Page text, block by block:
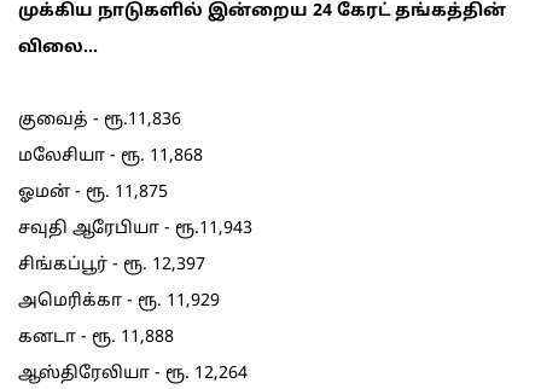
முக்கிய நாடுகளில் இன்றைய 24 கேரட் தங்கத்தின்
விலை...
குவைத் - ரூ.11,836
மலேசியா - ரூ. 11,868
ஓமன் - ரூ. 11,875
சவுதி ஆரேபியா - ரூ.11,943
சிங்கப்பூர் - ரூ. 12,397
அமெரிக்கா - ரூ. 11,929
கனடா - ரூ. 11,888
ஆஸ்திரேலியா - ரூ. 12,264